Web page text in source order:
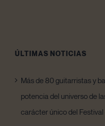
ÚLTIMAS NOTICIAS
Más de 80 guitarristas y
potencia del universo de
carácter único del